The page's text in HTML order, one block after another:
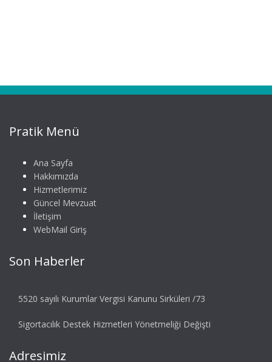
Pratik Menü
Ana Sayfa
Hakkımızda
Hizmetlerimiz
Güncel Mevzuat
İletişim
WebMail Giriş
Son Haberler
5520 sayılı Kurumlar Vergisi Kanunu Sirküleri /73
Sigortacılık Destek Hizmetleri Yönetmeliği Değişti
Adresimiz